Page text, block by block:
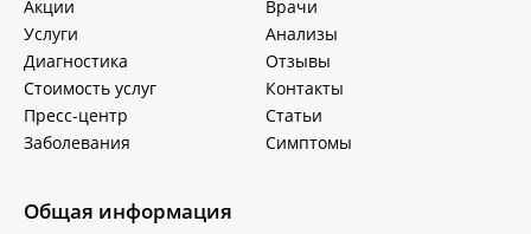
Акции
Врачи
Услуги
Анализы
Диагностика
Отзывы
Стоимость услуг
Контакты
Пресс-центр
Статьи
Заболевания
Симптомы
Общая информация